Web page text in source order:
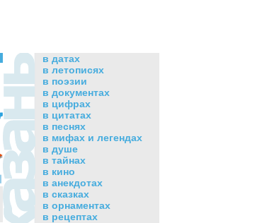
в датах
в летописях
в поэзии
в документах
в цифрах
в цитатах
в песнях
в мифах и легендах
в душе
в тайнах
в кино
в анекдотах
в сказках
в орнаментах
в рецептах